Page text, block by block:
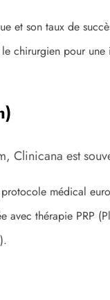
et son taux de
chirurgien pour
Clinicana est
médical
avec thérapie PRP